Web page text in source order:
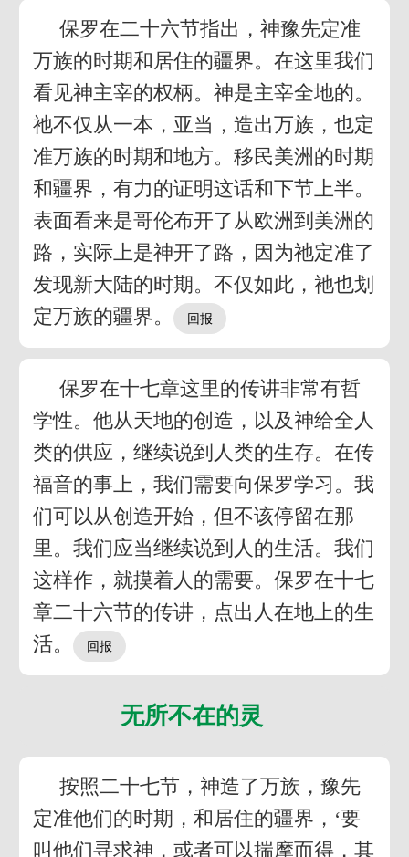
保罗在二十六节指出，神豫先定准
万族的时期和居住的疆界。在这里我们
看见神主宰的权柄。神是主宰全地的。
祂不仅从一本，亚当，造出万族，也定
准万族的时期和地方。移民美洲的时期
和疆界，有力的证明这话和下节上半。
表面看来是哥伦布开了从欧洲到美洲的
路，实际上是神开了路，因为祂定准了
发现新大陆的时期。不仅如此，祂也划
定万族的疆界。
保罗在十七章这里的传讲非常有哲
学性。他从天地的创造，以及神给全人
类的供应，继续说到人类的生存。在传
福音的事上，我们需要向保罗学习。我
们可以从创造开始，但不该停留在那
里。我们应当继续说到人的生活。我们
这样作，就摸着人的需要。保罗在十七
章二十六节的传讲，点出人在地上的生
活。
无所不在的灵
按照二十七节，神造了万族，豫先
定准他们的时期，和居住的疆界，‘要
叫他们寻求神，或者可以揣摩而得，其